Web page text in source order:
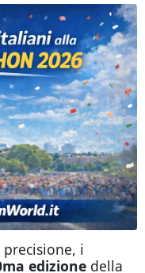
i
edizionedella